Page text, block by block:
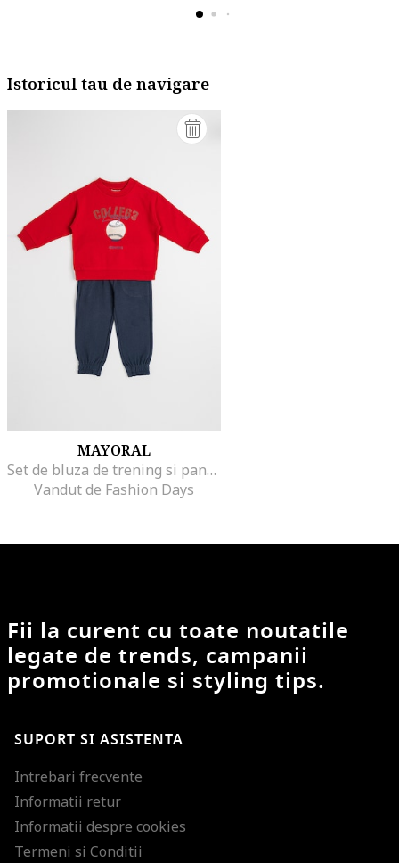
Istoricul tau de navigare
MAYORAL
Set de bluza de trening si pantaloni cu imprimeu - 2 piese
Vandut de Fashion Days
Fii la curent cu toate noutatile
legate de trends, campanii
promotionale si styling tips.
SUPORT SI ASISTENTA
Intrebari frecvente
Informatii retur
Informatii despre cookies
Termeni si Conditii